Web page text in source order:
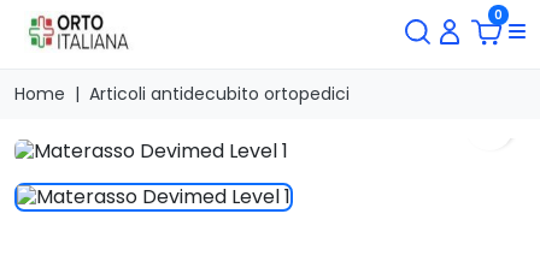
0
Home Articoli antidecubito ortopedici